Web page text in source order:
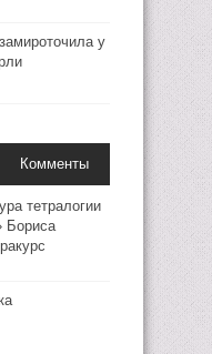
у
Комменты
тетралогии
Бориса